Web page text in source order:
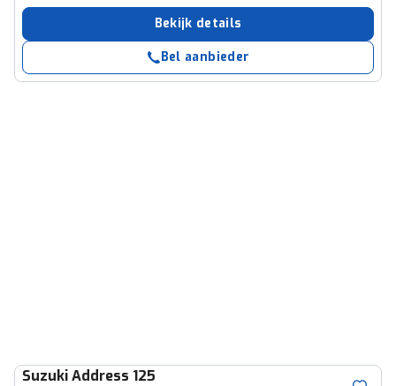
Bekijk details
Bel aanbieder
SuzukiAddress 125